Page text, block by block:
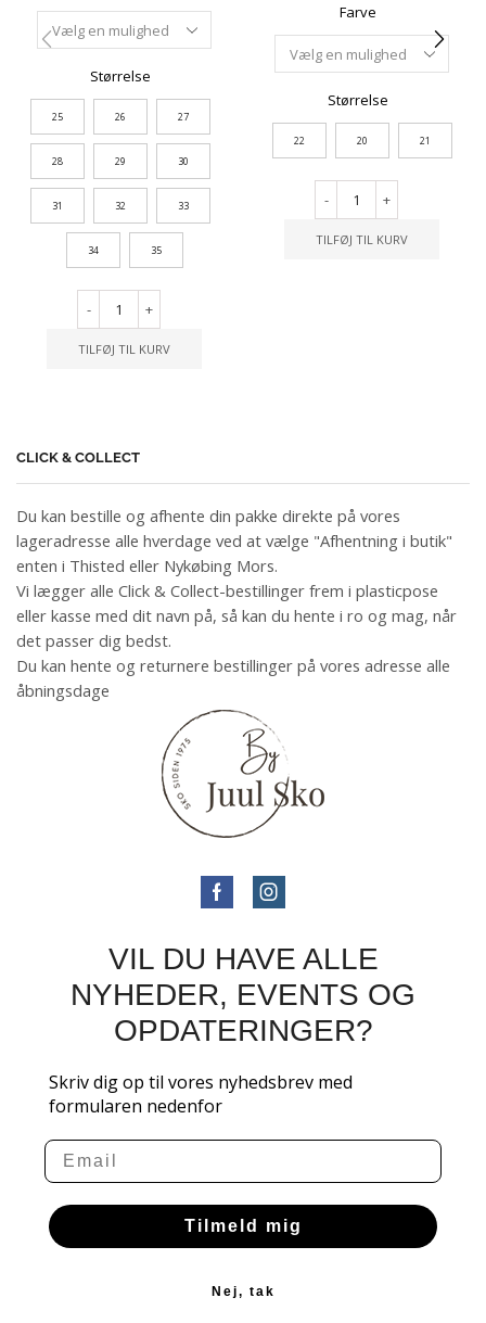
Størrelse
25 26 27
28 29 30
31 32 33
34 35
- +
TILFØJ TIL KURV
Farve
Størrelse
22 20 21
- +
TILFØJ TIL KURV
CLICK & COLLECT
Du kan bestille og afhente din pakke direkte på vores
lageradresse alle hverdage ved at vælge "Afhentning i butik"
enten i Thisted eller Nykøbing Mors.
Vi lægger alle Click & Collect-bestillinger frem i plasticpose
eller kasse med dit navn på, så kan du hente i ro og mag, når
det passer dig bedst.
Du kan hente og returnere bestillinger på vores adresse alle
åbningsdage
VIL DU HAVE ALLE
NYHEDER, EVENTS OG
OPDATERINGER?
Skriv dig op til vores nyhedsbrev med
formularen nedenfor
Email
Tilmeld mig
Nej, tak